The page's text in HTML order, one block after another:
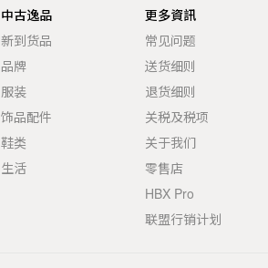
中古逸品
新到货品
品牌
服装
饰品配件
鞋类
生活
更多資訊
常见问题
送货细则
退货细则
关税及税项
关于我们
零售店
HBX Pro
联盟行销计划